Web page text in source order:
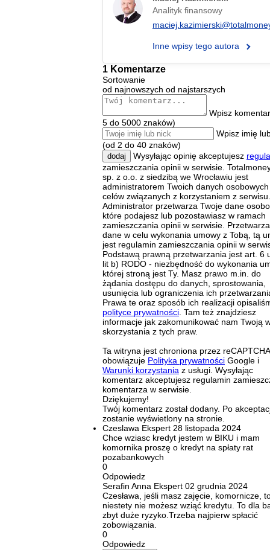
Analityk finansowy
Inne wpisy tego autora
1 Komentarze
Sortowanie
od najnowszych od najstarszych
Wpisz
5 do 5000 znaków)
Wpisz imię
(od 2 do 40 znaków)
dodaj Wysyłając opinię akceptujesz
zamieszczania opinii w serwisie.
sp. z o.o. z siedzibą we Wrocławiu jest
administratorem Twoich danych
celów związanych z korzystaniem z serwisu.
Administrator przetwarza Twoje dane
które podajesz lub pozostawiasz w ramach
zamieszczania opinii w serwisie.
dane w celu wykonania umowy z Tobą, tą
jest regulamin zamieszczania opinii w
Podstawą prawną przetwarzania jest art. 6
lit b) RODO - niezbędność do wykonania
której stroną jest Ty. Masz prawo m.in. do
żądania dostępu do danych, sprostowania,
usunięcia lub ograniczenia ich
Prawa te oraz sposób ich realizacji
polityce prywatności. Tam też znajdziesz
informacje jak zakomunikować nam Twoją
skorzystania z tych praw.
Ta witryna jest chroniona przez
obowiązuje Polityka prywatności Google i
Warunki korzystania z usługi. Wysyłając
komentarz akceptujesz regulamin
komentarza w serwisie.
Dziękujemy!
Twój komentarz został dodany. Po
zostanie wyświetlony na stronie.
Czeslawa Ekspert 28 listopada 2024
Chce wziasc kredyt jestem w BIKU i mam
komornika proszę o kredyt na spłaty rat
pozabankowych
0
Odpowiedz
Serafin Anna Ekspert 02 grudnia 2024
Czesława, jeśli masz zajęcie, komornicze,
niestety nie możesz wziąć kredytu. To dla
zbyt duże ryzyko.Trzeba najpierw spłacić
zobowiązania.
0
Odpowiedz